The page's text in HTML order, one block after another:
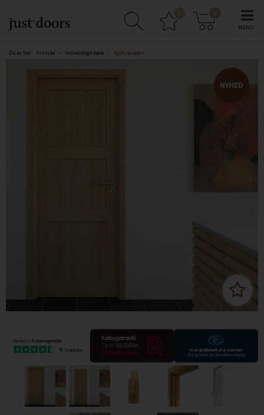
Du er her: Forside › Indvendige døre › Egetræsdøre
NYHED